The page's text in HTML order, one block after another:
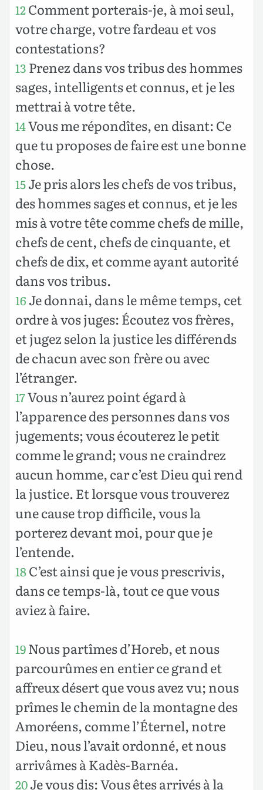
12Comment porterais-je, à moi seul,
votre charge, votre fardeau et vos
contestations?
13 Prenez dans vos tribus des hommes
sages, intelligents et connus, et je les
mettrai à votre tête.
14Vous me répondîtes, en disant: Ce
que tu proposes de faire est une bonne
chose.
15Je pris alors les chefs de vos tribus,
des hommes sages et connus, et je les
mis à votre tête comme chefs de mille,
chefs de cent, chefs de cinquante, et
chefs de dix, et comme ayant autorité
dans vos tribus.
16 Je donnai, dans le même temps, cet
ordre à vos juges: Écoutez vos frères,
et jugez selon la justice les différends
de chacun avec son frère ou avec
l’étranger.
17Vous n’aurez point égard à
l’apparence des personnes dans vos
jugements; vous écouterez le petit
comme le grand; vous ne craindrez
aucun homme, car c’est Dieu qui rend
la justice. Et lorsque vous trouverez
une cause trop difficile, vous la
porterez devant moi, pour que je
l’entende.
18C’est ainsi que je vous prescrivis,
dans ce temps-là, tout ce que vous
aviez à faire.
19Nous partîmes d’Horeb, et nous
parcourûmes en entier ce grand et
affreux désert que vous avez vu; nous
prîmes le chemin de la montagne des
Amoréens, comme l’Éternel, notre
Dieu, nous l’avait ordonné, et nous
arrivâmes à Kadès-Barnéa.
20Je vous dis: Vous êtes arrivés à la